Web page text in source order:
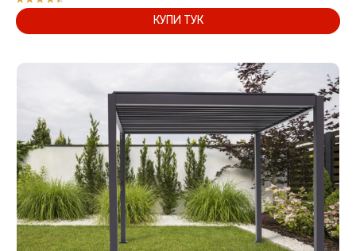
Оценено
с
4.50
5,180.00 лв..
3,420.75 лв..
КУПИ ТУК